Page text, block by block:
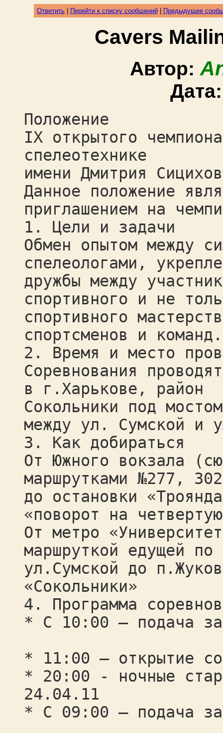
Ответить| Перейти к списку сообщений| Предыдущее
Cavers
Автор:
Положение
IX открытого
спелеотехнике
имени Дмитрия
Данное положение
приглашением на
1. Цели и задачи
Обмен опытом между
спелеологами,
дружбы между
спортивного и не
спортивного
спортсменов и команд.
2. Время и место
Соревнования
в г.Харькове, район
Сокольники под
между ул. Сумской и
3. Как добираться
От Южного вокзала
маршрутками №277, 302
до остановки
«поворот на
От метро
маршруткой едущей по
ул.Сумской до
«Сокольники»
4. Программа
* С 10:00 – подача
* 11:00 – открытие
* 20:00 - ночные
24.04.11
* С 09:00 – подача